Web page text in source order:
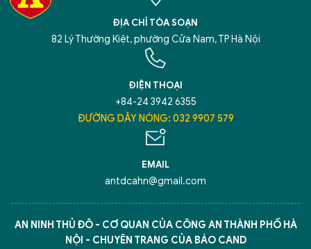
ĐỊA CHỈ TÒA SOẠN
82 Lý Thường Kiệt, phường Cửa Nam, TP Hà Nội
ĐIỆN THOẠI
+84-24 3942 6355
ĐƯỜNG DÂY NÓNG: 032 9907 579
EMAIL
antdcahn@gmail.com
AN NINH THỦ ĐÔ - CƠ QUAN CỦA CÔNG AN THÀNH PHỐ HÀ
NỘI - CHUYÊN TRANG CỦA BÁO CAND